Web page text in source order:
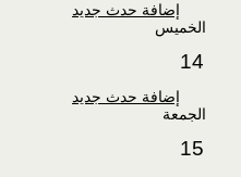
إضافة حدث جديد
الخميس
14
إضافة حدث جديد
الجمعة
15